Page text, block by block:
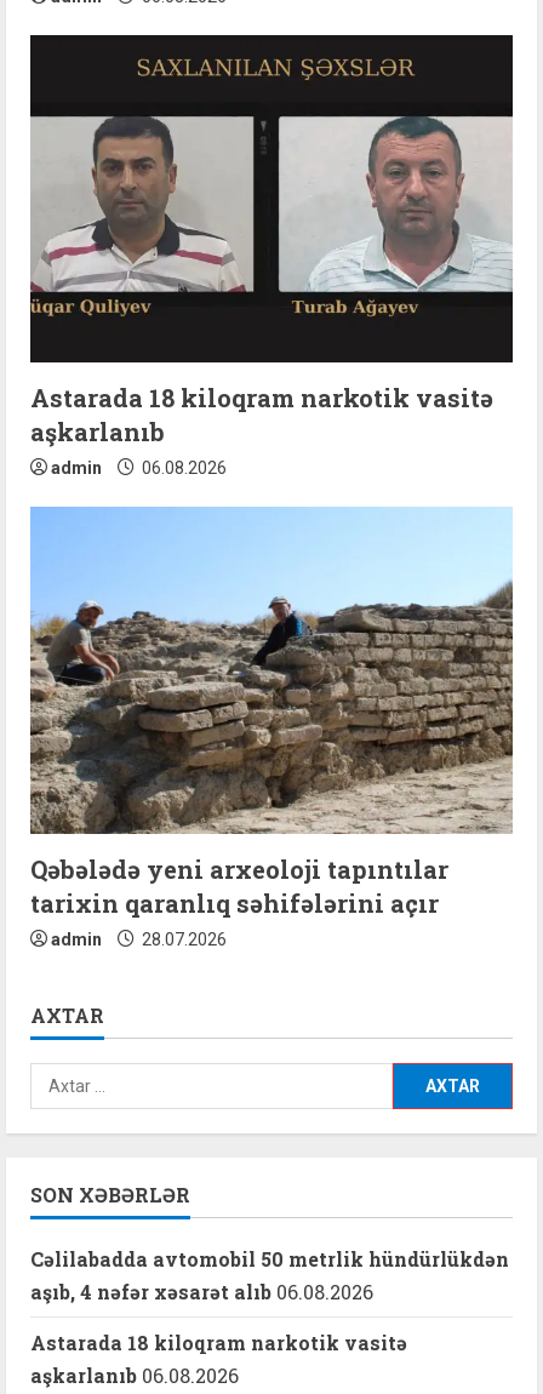
Astarada 18 kiloqram narkotik vasitə
aşkarlanıb
admin 06.08.2026
Qəbələdə yeni arxeoloji tapıntılar
tarixin qaranlıq səhifələrini açır
admin 28.07.2026
AXTAR
Axtarış:
SON XƏBƏRLƏR
Cəlilabadda avtomobil 50 metrlik hündürlükdən
aşıb, 4 nəfər xəsarət alıb 06.08.2026
Astarada 18 kiloqram narkotik vasitə
aşkarlanıb 06.08.2026